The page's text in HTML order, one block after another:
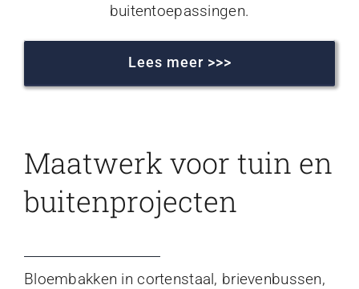
buitentoepassingen.
Lees meer >>>
Maatwerk voor tuin en
buitenprojecten
Bloembakken in cortenstaal, brievenbussen,